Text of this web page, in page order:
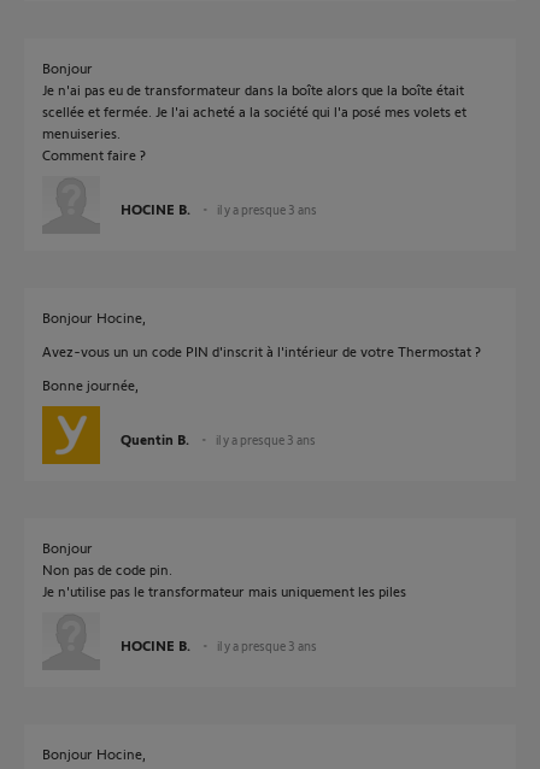
Bonjour
Je n'ai pas eu de transformateur dans la boîte alors que la boîte était
scellée et fermée. Je l'ai acheté a la société qui l'a posé mes volets et
menuiseries.
Comment faire ?
HOCINE B. il y a presque 3 ans
Bonjour Hocine,
Avez-vous un un code PIN d'inscrit à l'intérieur de votre Thermostat ?
Bonne journée,
Quentin B. il y a presque 3 ans
Bonjour
Non pas de code pin.
Je n'utilise pas le transformateur mais uniquement les piles
HOCINE B. il y a presque 3 ans
Bonjour Hocine,